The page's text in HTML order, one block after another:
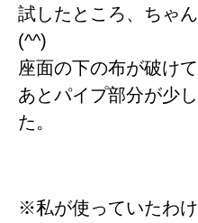
試したところ、ちゃ
(^^)
座面の下の布が破けて
あとパイプ部分が少
た。
※私が使っていたわ